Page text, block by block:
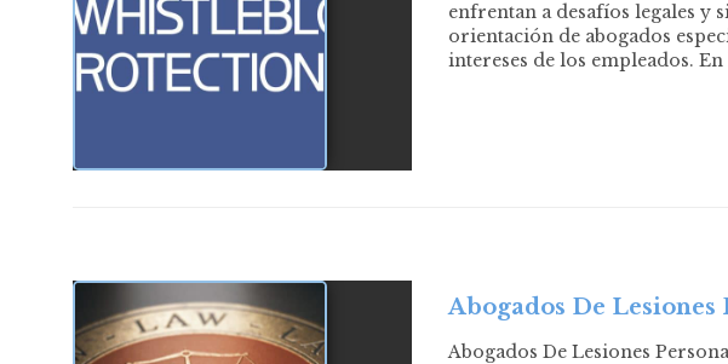
enfrentan a desafíos legales y
orientación de abogados
intereses de los empleados.
Abogados De Lesiones
Abogados De Lesiones